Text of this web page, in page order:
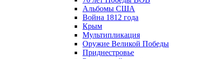
Альбомы США
Война 1812 года
Крым
Мультипликация
Оружие Великой Победы
Приднестровье